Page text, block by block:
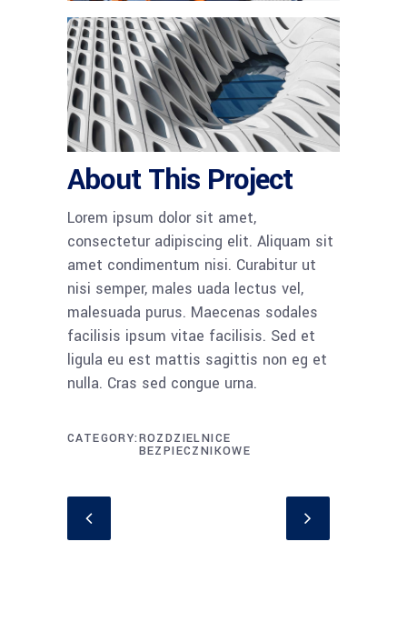
About This Project
Lorem ipsum dolor sit amet,
consectetur adipiscing elit. Aliquam sit
amet condimentum nisi. Curabitur ut
nisi semper, males uada lectus vel,
malesuada purus. Maecenas sodales
facilisis ipsum vitae facilisis. Sed et
ligula eu est mattis sagittis non eg et
nulla. Cras sed congue urna.
CATEGORY ROZDZIELNICE
BEZPIECZNIKOWE